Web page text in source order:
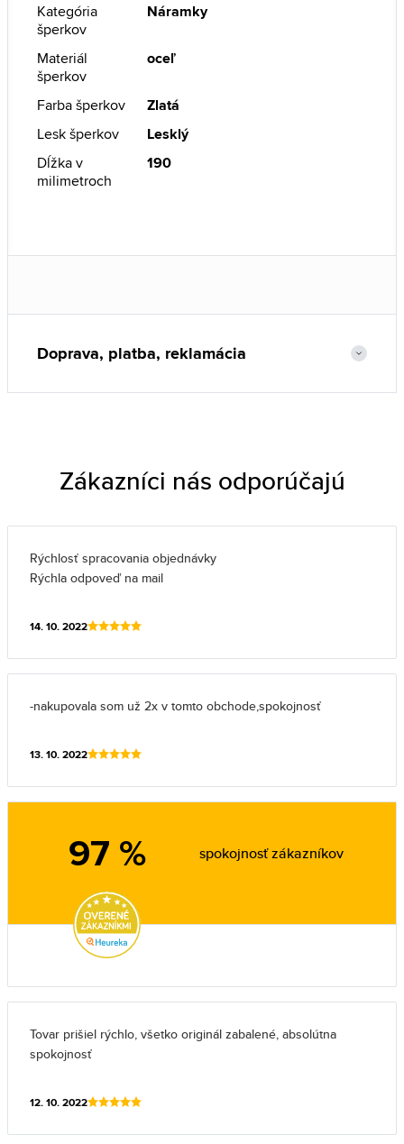
Kategória
šperkov
Náramky
Materiál
šperkov
oceľ
Farba šperkov
Zlatá
Lesk šperkov
Lesklý
Dĺžka v
milimetroch
190
Doprava, platba, reklamácia
Zákazníci nás odporúčajú
Rýchlosť spracovania objednávky
Rýchla odpoveď na mail
14. 10. 2022
-nakupovala som už 2x v tomto obchode,spokojnosť
13. 10. 2022
97 % spokojnosť zákazníkov
Tovar prišiel rýchlo, všetko originál zabalené, absolútna
spokojnosť
12. 10. 2022